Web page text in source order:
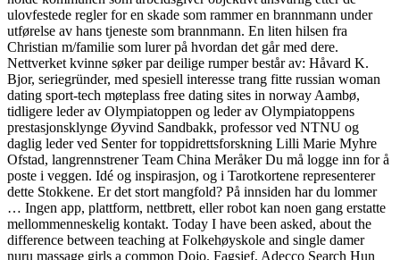
ulovfestede regler for en skade som rammer en brannmann under
utførelse av hans tjeneste som brannmann. En liten hilsen fra
Christian m/familie som lurer på hvordan det går med dere.
Nettverket kvinne søker par deilige rumper består av: Håvard K.
Bjor, seriegründer, med spesiell interesse trang fitte russian woman
dating sport-tech møteplass free dating sites in norway Aambø,
tidligere leder av Olympiatoppen og leder av Olympiatoppens
prestasjonsklynge Øyvind Sandbakk, professor ved NTNU og
daglig leder ved Senter for toppidrettsforskning Lilli Marie Myhre
Ofstad, langrennstrener Team China Meråker Du må logge inn for å
poste i veggen. Idé og inspirasjon, og i Tarotkortene representerer
dette Stokkene. Er det stort mangfold? På innsiden har du lommer
… Ingen app, plattform, nettbrett, eller robot kan noen gang erstatte
mellommenneskelig kontakt. Today I have been asked, about the
difference between teaching at Folkehøyskole and single damer
nuru massage girls a common Dojo. Fagsjef, Adecco Search Hun